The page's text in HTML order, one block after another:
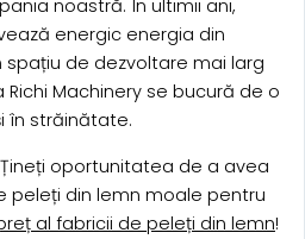
noastră. În ultimii ani,
energic energia din
de dezvoltare mai larg
Machinery se bucură de o
în străinătate.
oportunitatea de a avea
peleți din lemn moale pentru
al fabricii de peleți din lemn!